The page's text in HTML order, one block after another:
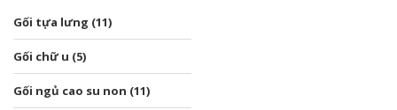
Gối tựa lưng (11)
Gối chữ u (5)
Gối ngủ cao su non (11)